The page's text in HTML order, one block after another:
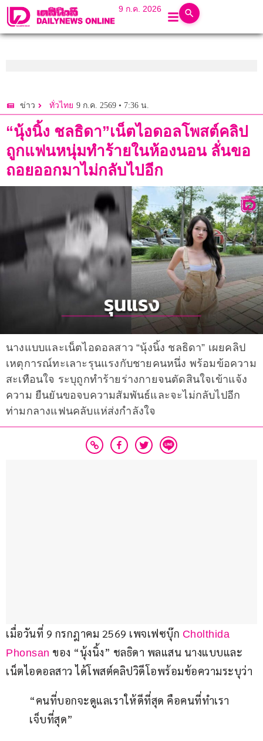
9 ก.ค. 2026
ข่าว ทั่วไทย 9 ก.ค. 2569 • 7:36 น.
“นุ้งนิ้ง ชลธิดา”เน็ตไอดอลโพสต์คลิป
ถูกแฟนหนุ่มทำร้ายในห้องนอน ลั่นขอ
ถอยออกมาไม่กลับไปอีก
นางแบบและเน็ตไอดอลสาว “นุ้งนิ้ง ชลธิดา” เผยคลิป
เหตุการณ์ทะเลาะรุนแรงกับชายคนหนึ่ง พร้อมข้อความ
สะเทือนใจ ระบุถูกทำร้ายร่างกายจนตัดสินใจเข้าแจ้ง
ความ ยืนยันขอจบความสัมพันธ์และจะไม่กลับไปอีก
ท่ามกลางแฟนคลับแห่ส่งกำลังใจ
เมื่อวันที่ 9 กรกฎาคม 2569 เพจเฟซบุ๊ก Cholthida
Phonsan ของ “นุ้งนิ้ง” ชลธิดา พลแสน นางแบบและ
เน็ตไอดอลสาว ได้โพสต์คลิปวิดีโอพร้อมข้อความระบุว่า
“คนที่บอกจะดูแลเราให้ดีที่สุด คือคนที่ทำเรา
เจ็บที่สุด”